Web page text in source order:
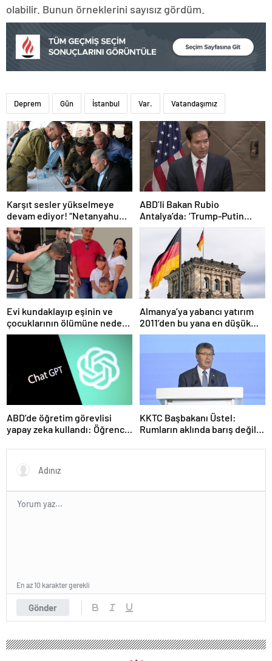
olabilir. Bunun örneklerini sayısız gördüm.
Deprem Gün İstanbul Var. Vatandaşımız
Karşıt sesler yükselmeye
devam ediyor! “Netanyahu
geleceğimizi Gazze’nin
kumlarına gömüyor”
ABD’li Bakan Rubio
Antalya’da: ‘Trump-Putin
görüşmedikçe başaramayız’
Evi kundaklayıp eşinin ve
çocuklarının ölümüne neden
olmuştu! Yeni görüntüler
Almanya’ya yabancı yatırım
2011’den bu yana en düşük
seviyede
ABD’de öğretim görevlisi
yapay zeka kullandı: Öğrenci
KKTC Başbakanı Üstel:
Rumların aklında barış değil
Gönder
En az 10 karakter gerekli